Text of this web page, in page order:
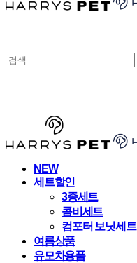
NEW
세트할인
3종세트
콤비세트
컴포터 보닛세트
여름상품
유모차용품